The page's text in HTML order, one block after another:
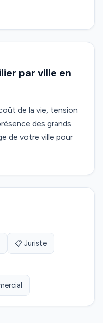
par ville en
de la vie, tension
des grands
de votre ville pour
📋 Juriste